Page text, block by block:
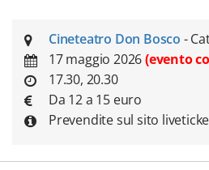
Cineteatro Don Bosco -
17 maggio 2026(evento
17.30, 20.30
Da 12 a 15 euro
Prevendite sul sito